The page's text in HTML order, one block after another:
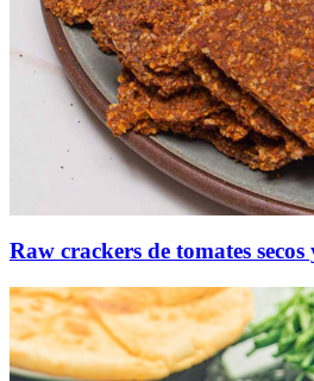
Raw crackers de tomates secos